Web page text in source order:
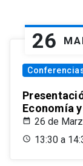
26
Economía
26 de
13:30 a